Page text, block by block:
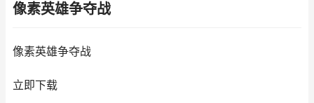
像素英雄争夺战
像素英雄争夺战
立即下载